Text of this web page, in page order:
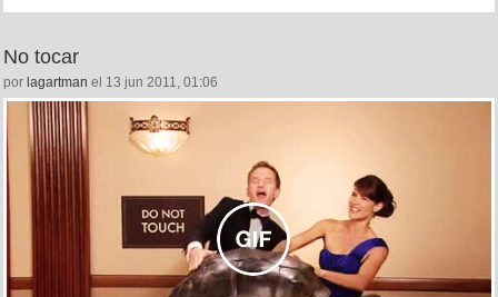
No tocar
por lagartman el 13 jun 2011, 01:06